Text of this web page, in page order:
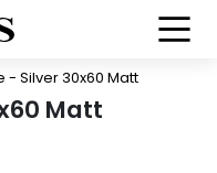
- Silver 30x60 Matt
Matt